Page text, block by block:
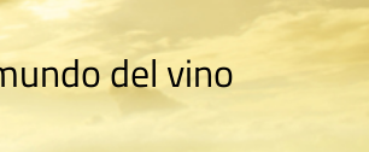
del vino